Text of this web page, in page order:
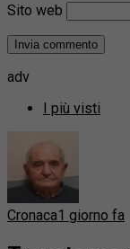
Sito web
adv
I più visti
Cronaca1 giorno fa